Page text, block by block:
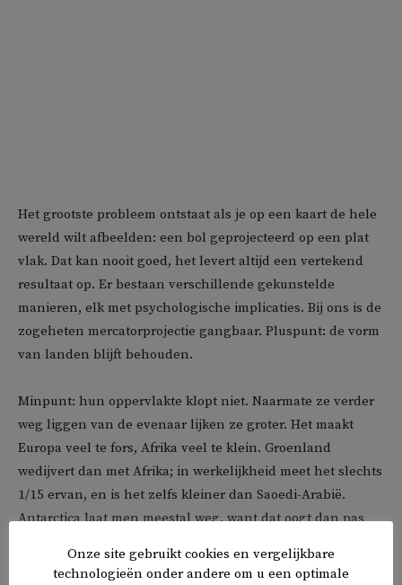
Het grootste probleem ontstaat als je op een kaart de hele
wereld wilt afbeelden: een bol geprojecteerd op een plat
vlak. Dat kan nooit goed, het levert altijd een vertekend
resultaat op. Er bestaan verschillende gekunstelde
manieren, elk met psychologische implicaties. Bij ons is de
zogeheten mercatorprojectie gangbaar. Pluspunt: de vorm
van landen blijft behouden.
Minpunt: hun oppervlakte klopt niet. Naarmate ze verder
weg liggen van de evenaar lijken ze groter. Het maakt
Europa veel te fors, Afrika veel te klein. Groenland
wedijvert dan met Afrika; in werkelijkheid meet het slechts
1/15 ervan, en is het zelfs kleiner dan Saoedi-Arabië.
Antarctica laat men meestal weg, want dat oogt dan pas
Onze site gebruikt cookies en vergelijkbare
technologieën onder andere om u een optimale